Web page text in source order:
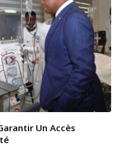
Un Accès